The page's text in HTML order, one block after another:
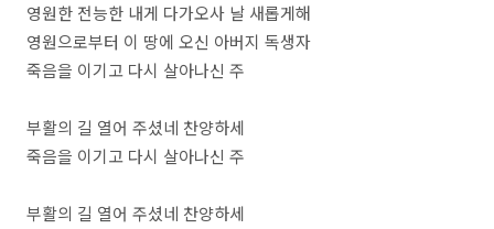
영원한 전능한 내게 다가오사 날 새롭게해
영원으로부터 이 땅에 오신 아버지 독생자
죽음을 이기고 다시 살아나신 주
부활의 길 열어 주셨네 찬양하세
죽음을 이기고 다시 살아나신 주
부활의 길 열어 주셨네 찬양하세